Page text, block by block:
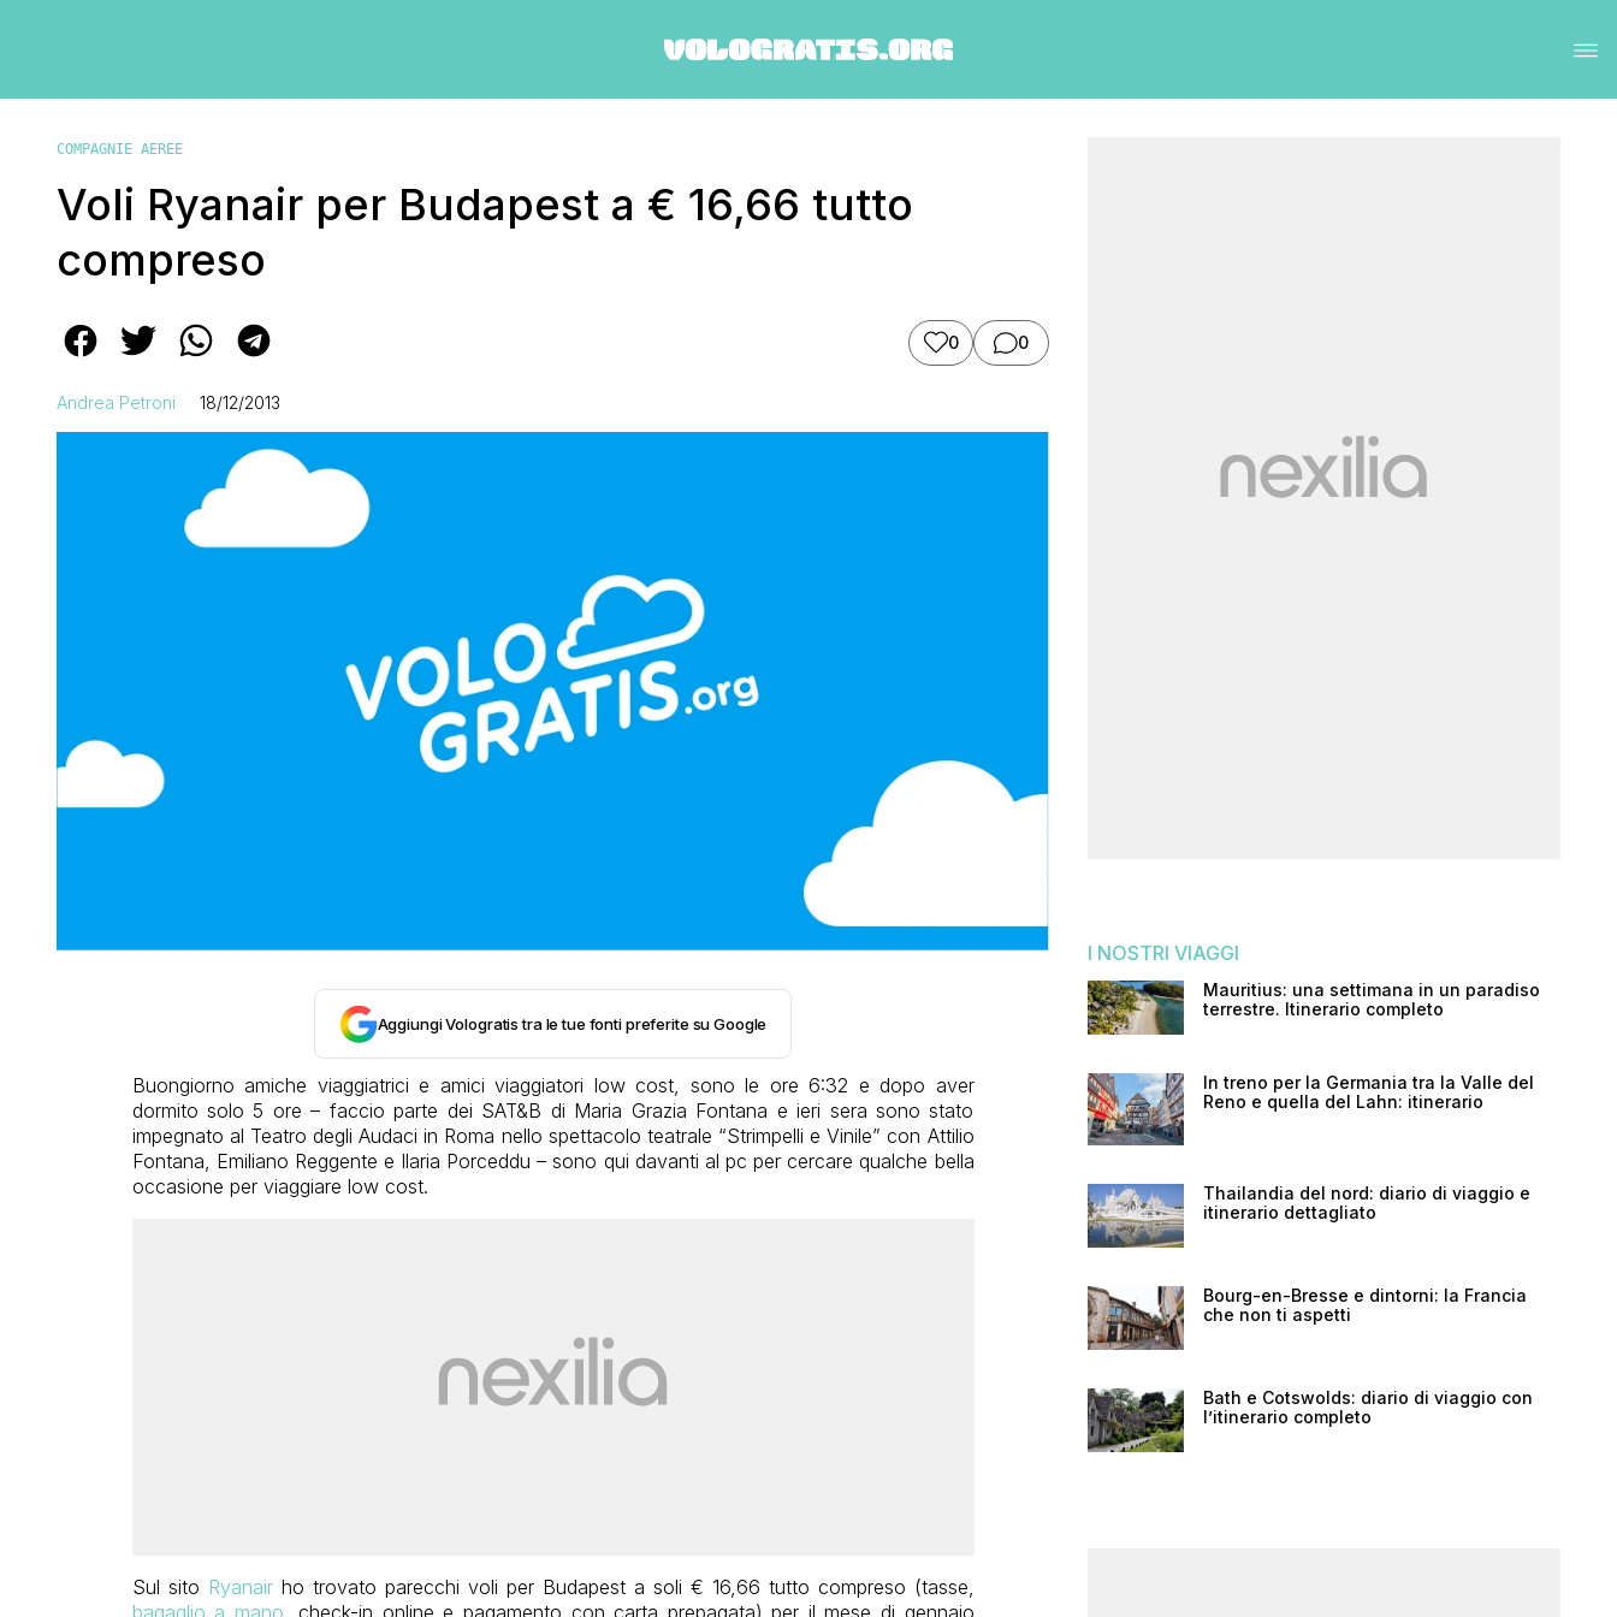
COMPAGNIE AEREE
Voli Ryanair per Budapest a € 16,66 tutto
compreso
0 0
Andrea Petroni 18/12/2013
Aggiungi Vologratis tra le tue fonti preferite su Google
Buongiorno amiche viaggiatrici e amici viaggiatori low cost, sono le ore 6:32 e dopo aver
dormito solo 5 ore – faccio parte dei SAT&B di Maria Grazia Fontana e ieri sera sono stato
impegnato al Teatro degli Audaci in Roma nello spettacolo teatrale “Strimpelli e Vinile” con Attilio
Fontana, Emiliano Reggente e Ilaria Porceddu – sono qui davanti al pc per cercare qualche bella
occasione per viaggiare low cost.
Sul sito Ryanairho trovato parecchi voli per Budapest a soli € 16,66 tutto compreso (tasse,
I NOSTRI VIAGGI
Mauritius: una settimana in un paradiso
terrestre. Itinerario completo
In treno per la Germania tra la Valle del
Reno e quella del Lahn: itinerario
Thailandia del nord: diario di viaggio e
itinerario dettagliato
Bourg-en-Bresse e dintorni: la Francia
che non ti aspetti
Bath e Cotswolds: diario di viaggio con
l’itinerario completo